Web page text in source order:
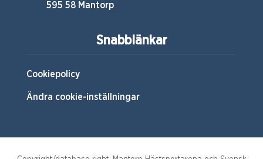
Snabblänkar
Cookiepolicy
Ändra cookie-inställningar
595 58 Mantorp